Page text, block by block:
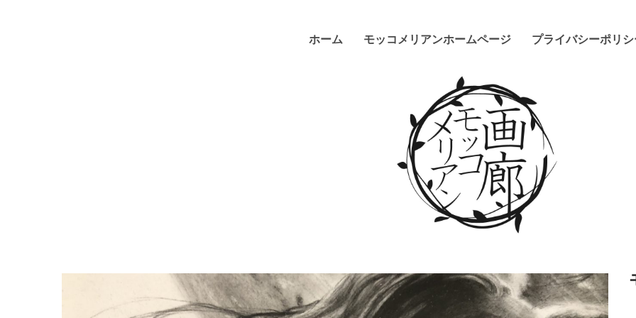
ホーム モッコメリアンホームページ プライバシーポリ